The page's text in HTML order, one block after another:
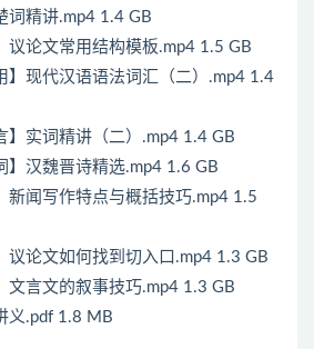
词精讲.mp4 1.4 GB
议论文常用结构模板.mp4 1.5 GB
】现代汉语语法词汇（二）.mp4 1.4
】实词精讲（二）.mp4 1.4 GB
】汉魏晋诗精选.mp4 1.6 GB
新闻写作特点与概括技巧.mp4 1.5
议论文如何找到切入口.mp4 1.3 GB
文言文的叙事技巧.mp4 1.3 GB
义.pdf 1.8 MB